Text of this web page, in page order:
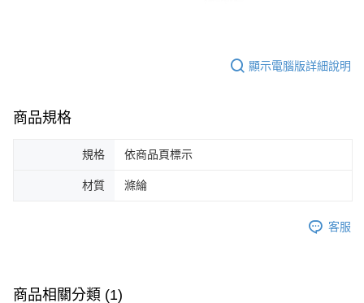
顯示電腦版詳細說明
商品規格
規格 依商品頁標示
材質 滌綸
客服
商品相關分類 (1)